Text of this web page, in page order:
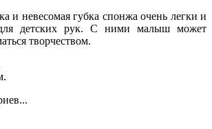
и невесомая губка спонжа очень легки и
детских рук. С ними малыш может
творчеством.